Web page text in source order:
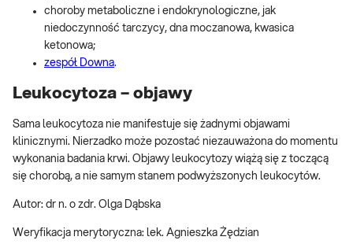
choroby metaboliczne i endokrynologiczne, jak
niedoczynność tarczycy, dna moczanowa, kwasica
ketonowa;
zespół Downa.
Leukocytoza – objawy
Sama leukocytoza nie manifestuje się żadnymi objawami
klinicznymi. Nierzadko może pozostać niezauważona do momentu
wykonania badania krwi. Objawy leukocytozy wiążą się z toczącą
się chorobą, a nie samym stanem podwyższonych leukocytów.
Autor: dr n. o zdr. Olga Dąbska
Weryfikacja merytoryczna: lek. Agnieszka Żędzian